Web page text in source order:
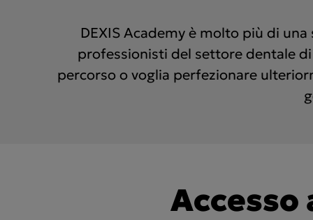
DEXIS Academy è molto più di
professionisti del settore dentale
percorso o voglia perfezionare